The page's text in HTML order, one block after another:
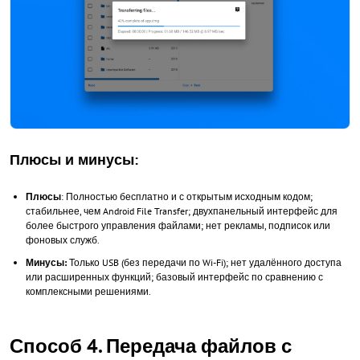
Плюсы и минусы:
Плюсы: Полностью бесплатно и с открытым исходным кодом;
стабильнее, чем Android File Transfer; двухпанельный интерфейс для
более быстрого управления файлами; нет рекламы, подписок или
фоновых служб.
Минусы: Только USB (без передачи по Wi-Fi); нет удалённого доступа
или расширенных функций; базовый интерфейс по сравнению с
комплексными решениями.
Способ 4. Передача файлов с